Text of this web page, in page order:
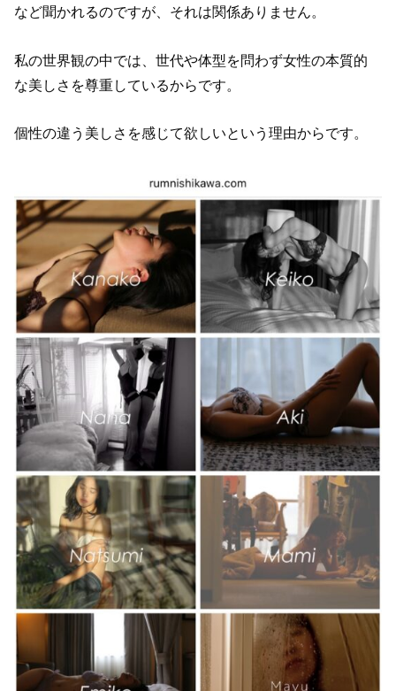
など聞かれるのですが、それは関係ありません。
私の世界観の中では、世代や体型を問わず女性の本質的
な美しさを尊重しているからです。
個性の違う美しさを感じて欲しいという理由からです。